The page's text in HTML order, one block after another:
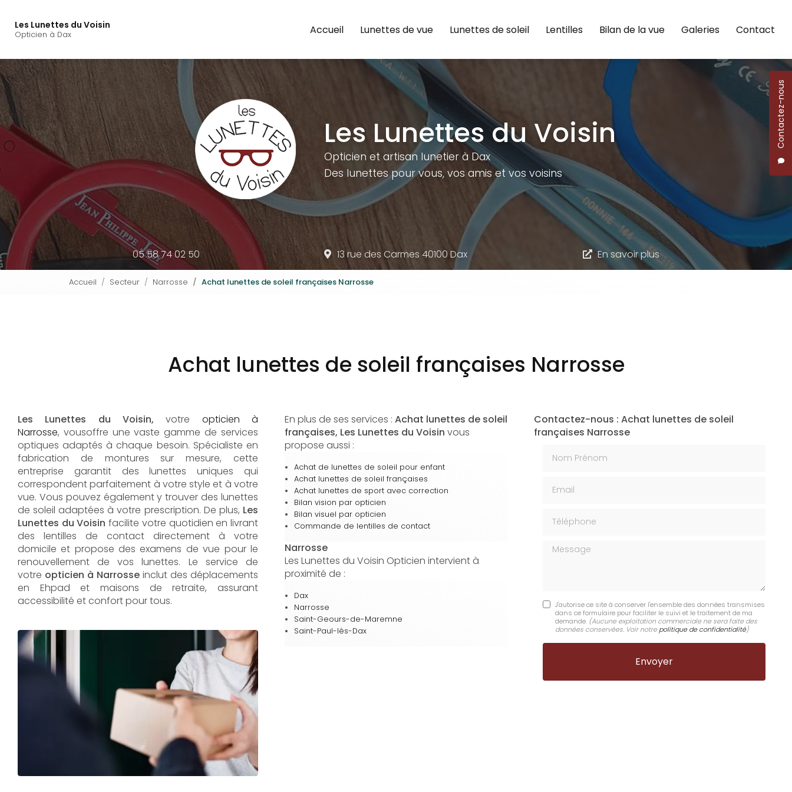
contenu
Les Lunettes du Voisin
Opticien à Dax
Contactez-nous
Accueil
Lunettes de vue Lunettes de soleil Lentilles Bilan de la vue Galeries Contact
Les Lunettes du Voisin
Opticien et artisan lunetier à Dax
Des lunettes pour vous, vos amis et vos voisins
05 58 74 02 50 13 rue des Carmes40100 Dax En savoir plus
Accueil Secteur Narrosse Achat lunettes de soleil françaises Narrosse
Achat lunettes de soleil françaises Narrosse
Les Lunettes du Voisin, votre opticien à
Narrosse, vousoffre une vaste gamme de services
optiques adaptés à chaque besoin. Spécialiste en
fabrication de montures sur mesure, cette
entreprise garantit des lunettes uniques qui
correspondent parfaitement à votre style et à votre
vue. Vous pouvez également y trouver des lunettes
de soleil adaptées à votre prescription. De plus, Les
Lunettes du Voisin facilite votre quotidien en livrant
des lentilles de contact directement à votre
domicile et propose des examens de vue pour le
renouvellement de vos lunettes. Le service de
votre opticien à Narrosse inclut des déplacements
en Ehpad et maisons de retraite, assurant
accessibilité et confort pour tous.
En plus de ses services : Achat lunettes de soleil
françaises, Les Lunettes du Voisin vous
propose aussi :
Achat de lunettes de soleil pour enfant
Achat lunettes de soleil françaises
Achat lunettes de sport avec correction
Bilan vision par opticien
Bilan visuel par opticien
Commande de lentilles de contact
Narrosse
Les Lunettes du Voisin Opticien intervient à
proximité de :
Dax
Narrosse
Saint-Geours-de-Maremne
Saint-Paul-lès-Dax
Contactez-nous : Achat lunettes de soleil
françaises Narrosse
Message
J'autorise ce site à conserver l'ensemble des données transmises
dans ce formulaire pour faciliter le suivi et le traitement de ma
demande. (Aucune exploitation commerciale ne sera faite des
données conservées. Voir notre politique de confidentialité)